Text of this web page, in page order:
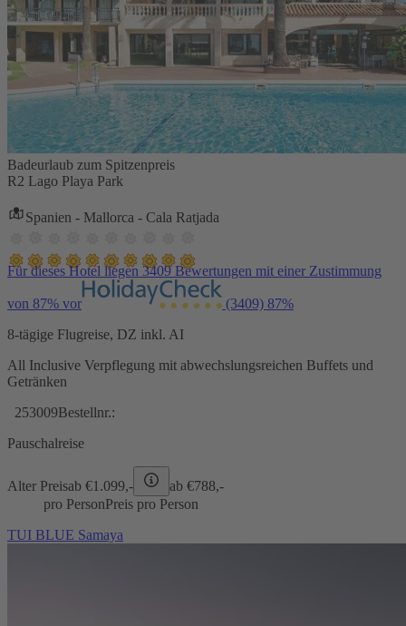
Badeurlaub zum Spitzenpreis
R2 Lago Playa Park
Spanien - Mallorca - Cala Ratjada
Für dieses Hotel liegen 3409 Bewertungen mit einer Zustimmung
von 87% vor (3409) 87%
8-tägige Flugreise, DZ inkl. AI
All Inclusive Verpflegung mit abwechslungsreichen Buffets und
Getränken
253009Bestellnr.:
Pauschalreise
Alter Preisab €1.099,- ab €788,-
pro PersonPreis pro Person
TUI BLUE Samaya